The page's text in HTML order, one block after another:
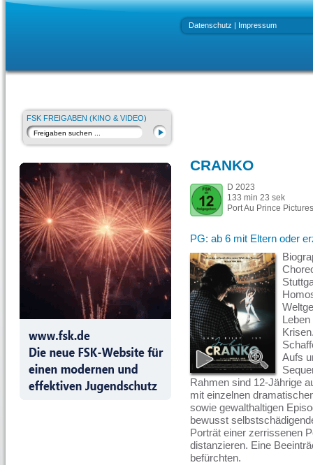
Datenschutz | Impressum
FSK FREIGABEN (KINO & VIDEO)
CRANKO
D 2023
133 min 23 sek
Port Au Prince
PG: ab 6 mit Eltern oder
Aufs
Rahmen sind 12-Jährige
mit einzelnen
sowie gewalthaltigen
bewusst
Porträt einer zerrissenen
distanzieren. Eine
befürchten.